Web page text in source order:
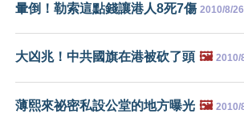
暈倒！勒索這點錢讓港人8死7傷 2010/8/26
大凶兆！中共國旗在港被砍了頭 🖼️ 2010/
薄熙來祕密私設公堂的地方曝光 🖼️ 2010/